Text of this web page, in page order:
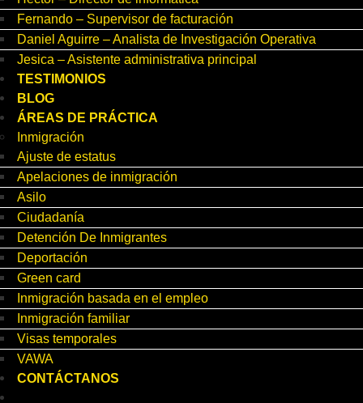
Fernando – Supervisor de facturación
Daniel Aguirre – Analista de Investigación Operativa
Jesica – Asistente administrativa principal
TESTIMONIOS
BLOG
ÁREAS DE PRÁCTICA
Inmigración
Ajuste de estatus
Apelaciones de inmigración
Asilo
Ciudadanía
Detención De Inmigrantes
Deportación
Green card
Inmigración basada en el empleo
Inmigración familiar
Visas temporales
VAWA
CONTÁCTANOS